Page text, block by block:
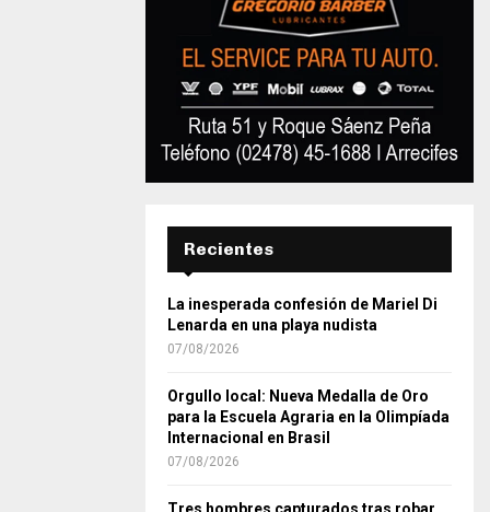
Recientes
La inesperada confesión de Mariel Di
Lenarda en una playa nudista
07/08/2026
Orgullo local: Nueva Medalla de Oro
para la Escuela Agraria en la Olimpíada
Internacional en Brasil
07/08/2026